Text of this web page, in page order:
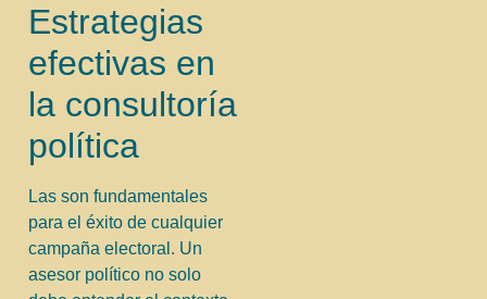
Estrategias
efectivas en
la consultoría
política
Las son fundamentales
para el éxito de cualquier
campaña electoral. Un
asesor político no solo